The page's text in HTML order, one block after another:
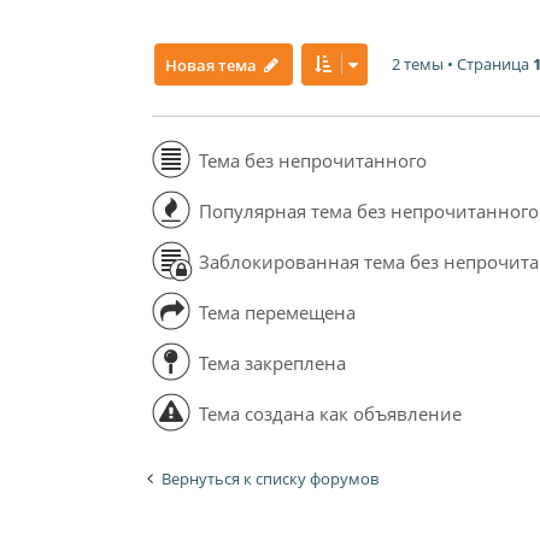
Новая тема 2 темы • Страница 1
Тема без непрочитанного
Популярная тема без непрочитанного
Заблокированная тема без
Тема перемещена
Тема закреплена
Тема создана как объявление
Вернуться к списку форумов